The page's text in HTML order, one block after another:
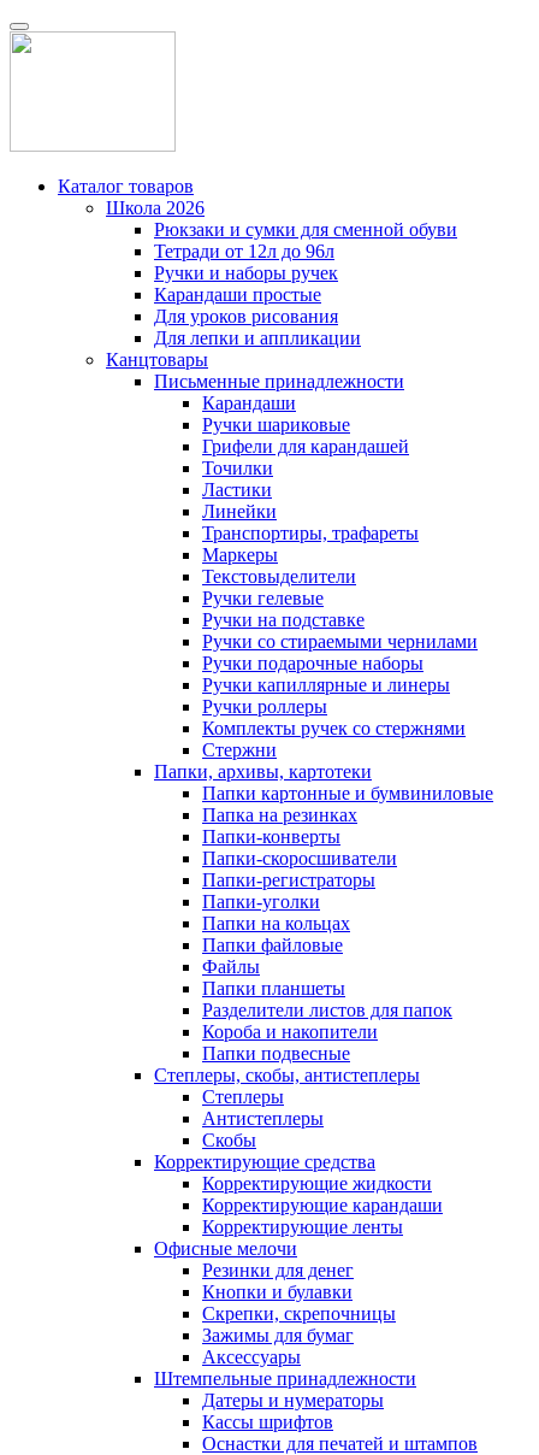
Каталог товаров
Школа 2026
Рюкзаки и сумки для сменной обуви
Тетради от 12л до 96л
Ручки и наборы ручек
Карандаши простые
Для уроков рисования
Для лепки и аппликации
Канцтовары
Письменные принадлежности
Карандаши
Ручки шариковые
Грифели для карандашей
Точилки
Ластики
Линейки
Транспортиры, трафареты
Маркеры
Текстовыделители
Ручки гелевые
Ручки на подставке
Ручки со стираемыми чернилами
Ручки подарочные наборы
Ручки капиллярные и линеры
Ручки роллеры
Комплекты ручек со стержнями
Стержни
Папки, архивы, картотеки
Папки картонные и бумвиниловые
Папка на резинках
Папки-конверты
Папки-скоросшиватели
Папки-регистраторы
Папки-уголки
Папки на кольцах
Папки файловые
Файлы
Папки планшеты
Разделители листов для папок
Короба и накопители
Папки подвесные
Степлеры, скобы, антистеплеры
Степлеры
Антистеплеры
Скобы
Корректирующие средства
Корректирующие жидкости
Корректирующие карандаши
Корректирующие ленты
Офисные мелочи
Резинки для денег
Кнопки и булавки
Скрепки, скрепочницы
Зажимы для бумаг
Аксессуары
Штемпельные принадлежности
Датеры и нумераторы
Кассы шрифтов
Оснастки для печатей и штампов